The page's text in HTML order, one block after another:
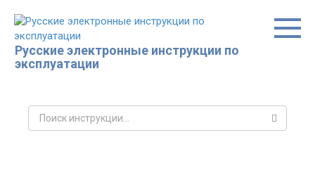
контенту
Русские электронные инструкции по
эксплуатации
Поиск: